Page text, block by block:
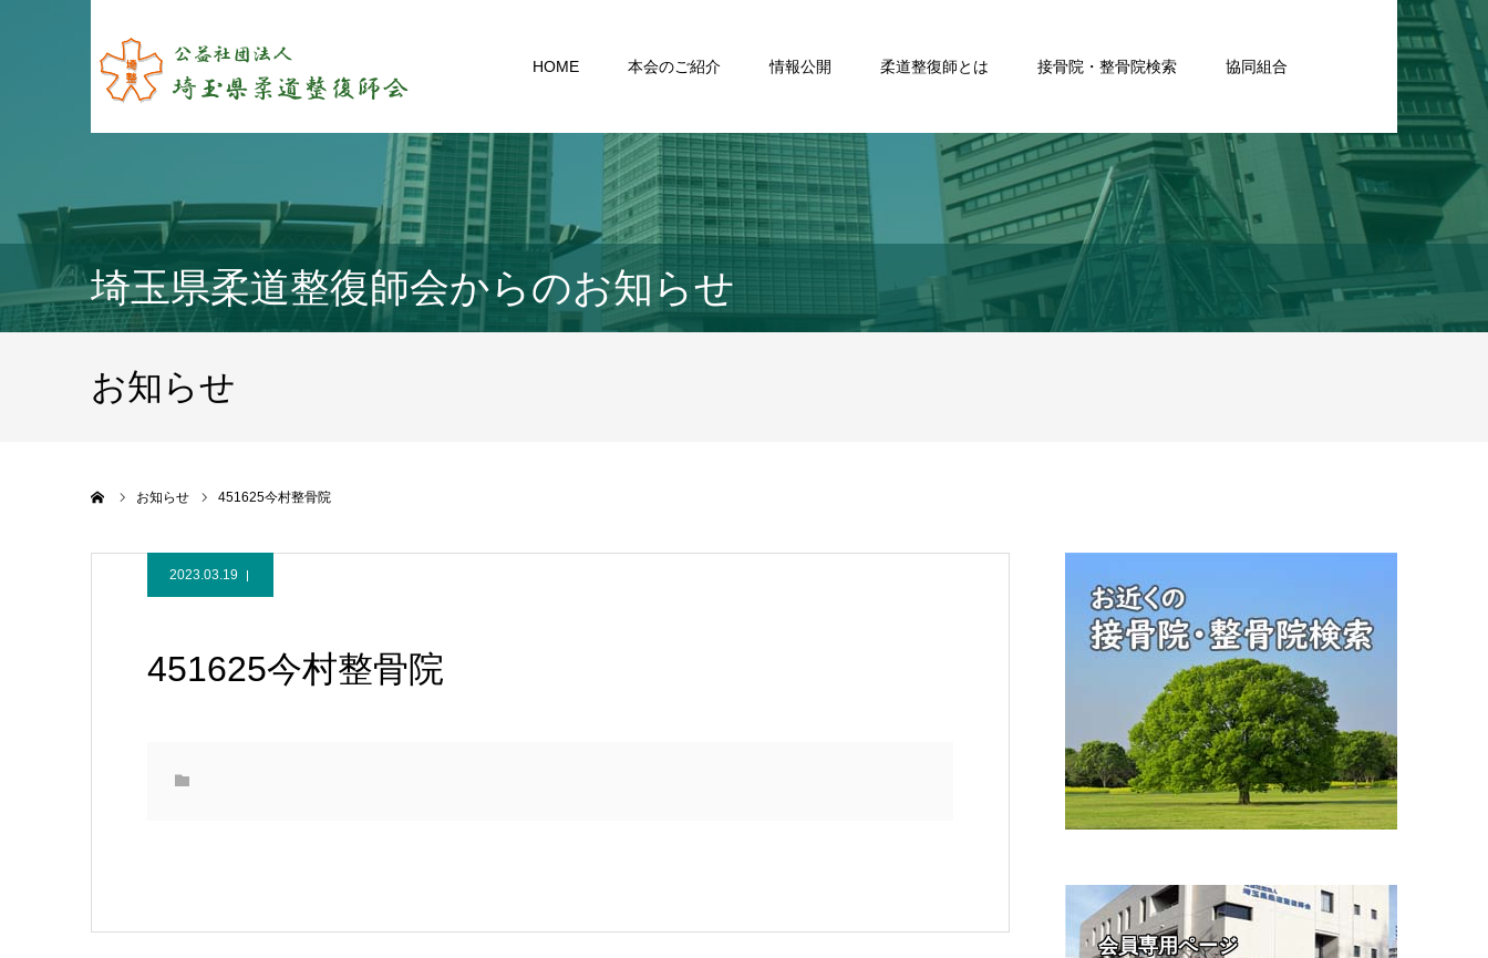
HOME 本会のご紹介 情報公開 柔道整復師とは 接骨院・整骨院検索 協同組合
埼玉県柔道整復師会からのお知らせ
お知らせ
お知らせ 451625今村整骨院
2023.03.19
451625今村整骨院
会員専用ページ